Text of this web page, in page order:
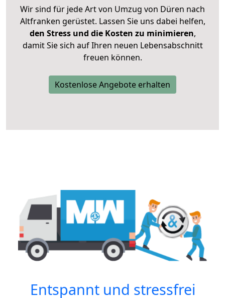
Wir sind für jede Art von Umzug von Düren nach
Altfranken gerüstet. Lassen Sie uns dabei helfen,
den Stress und die Kosten zu minimieren,
damit Sie sich auf Ihren neuen Lebensabschnitt
freuen können.
Kostenlose Angebote erhalten
Entspannt und stressfrei